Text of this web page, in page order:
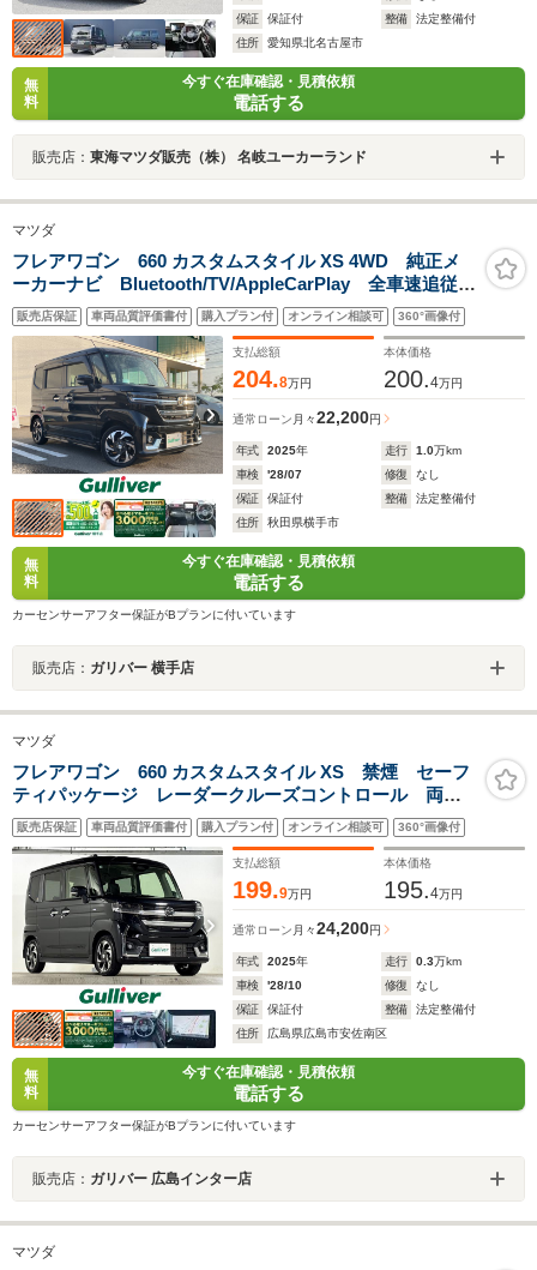
保証
保証付 整備
法定整備付
住所
愛知県北名古屋市
無
料
今すぐ在庫確認・見積依頼
電話する
販売店： 東海マツダ販売（株） 名岐ユーカーランド
マツダ
フレアワゴン 660 カスタムスタイル XS 4WD 純正メ
ーカーナビ Bluetooth/TV/AppleCarPlay 全車速追従機
能付アダプティブクルーズコントロール 車線逸脱抑制
機能 標識認識機能 ヘッドアップディスプレイ 電動
パーキングブレーキ 純正15インチAW
販売店保証 車両品質評価書付 購入プラン付 オンライン相談可 360°画像付
支払総額
204.8万円
本体価格
200.4万円
通常ローン 月々22,200円
年式 2025年 走行 1.0万km
車検
'28/07 修復
なし
保証
保証付 整備
法定整備付
住所
秋田県横手市
無
料
今すぐ在庫確認・見積依頼
電話する
カーセンサーアフター保証がBプランに付いています
販売店： ガリバー 横手店
マツダ
フレアワゴン 660 カスタムスタイル XS 禁煙 セーフ
ティパッケージ レーダークルーズコントロール 両側
パワースライドドア フルLEDヘッドライト 全方位モ
ニター付きメモリーナビ ETC シートヒーター ステ
アリングヒーター 純正15AW スマートキー
販売店保証 車両品質評価書付 購入プラン付 オンライン相談可 360°画像付
支払総額
199.9万円
本体価格
195.4万円
通常ローン 月々24,200円
年式 2025年 走行 0.3万km
車検
'28/10 修復
なし
保証
保証付 整備
法定整備付
住所
広島県広島市安佐南区
無
料
今すぐ在庫確認・見積依頼
電話する
カーセンサーアフター保証がBプランに付いています
販売店： ガリバー 広島インター店
マツダ